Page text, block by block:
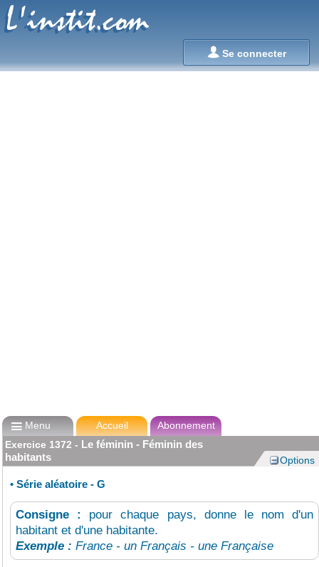
Se connecter
L'instit.com
L'instit.com
Menu Accueil
Abonnement
Exercice 1372 - Le féminin - Féminin des
habitants
Options
• Série aléatoire - G
Consigne : pour chaque pays, donne le nom d'un
habitant et d'une habitante.
Exemple : France - un Français - une Française